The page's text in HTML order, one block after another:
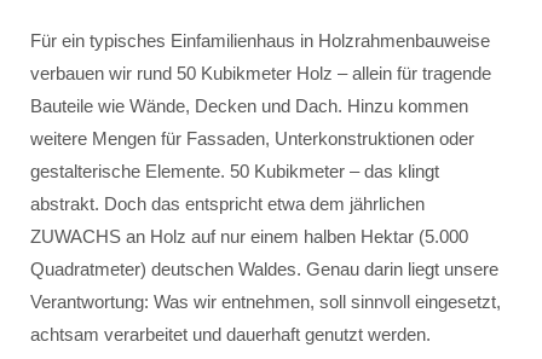
Für ein typisches Einfamilienhaus in Holzrahmenbauweise
verbauen wir rund 50 Kubikmeter Holz – allein für tragende
Bauteile wie Wände, Decken und Dach. Hinzu kommen
weitere Mengen für Fassaden, Unterkonstruktionen oder
gestalterische Elemente. 50 Kubikmeter – das klingt
abstrakt. Doch das entspricht etwa dem jährlichen
ZUWACHS an Holz auf nur einem halben Hektar (5.000
Quadratmeter) deutschen Waldes. Genau darin liegt unsere
Verantwortung: Was wir entnehmen, soll sinnvoll eingesetzt,
achtsam verarbeitet und dauerhaft genutzt werden.